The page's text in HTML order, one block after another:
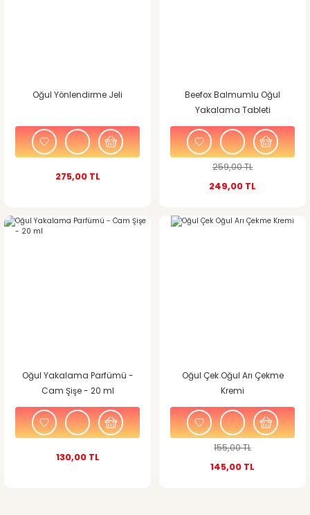
Oğul Yönlendirme Jeli
275,00 TL
Beefox Balmumlu Oğul
Yakalama Tableti
259,00 TL
249,00 TL
Oğul Yakalama Parfümü -
Cam Şişe - 20 ml
130,00 TL
Oğul Çek Oğul Arı Çekme
Kremi
155,00 TL
145,00 TL